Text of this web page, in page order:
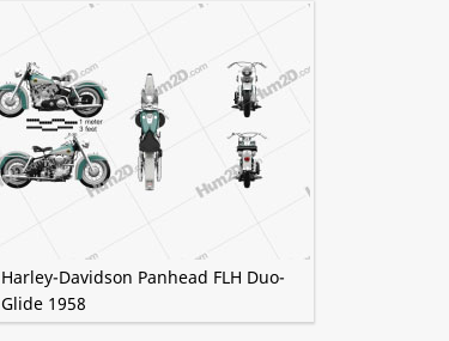
Harley-Davidson Panhead FLH Duo-
Glide 1958